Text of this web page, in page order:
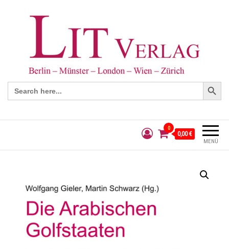
Search
for:
Search Button
MENÜ
0
0,00 €